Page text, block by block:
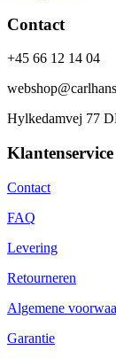
Contact
+45 66 12 14 04
Hylkedamvej 77
Klantenservice
Contact
FAQ
Levering
Retourneren
Algemene
Garantie